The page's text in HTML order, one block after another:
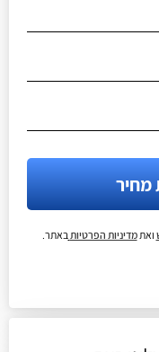
מחיר
ואתמדיניות הפרטיותבאתר.